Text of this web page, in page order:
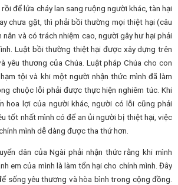
để lửa cháy lan sang ruộng người khác, tàn hại
chưa gặt, thì phải bồi thường mọi thiệt hại (câu
năn và có trách nhiệm cao, người gây hư hại phải
Luật bồi thường thiệt hại được xây dựng trên
yêu thương của Chúa. Luật pháp Chúa cho con
tội và khi một người nhận thức mình đã làm
chuộc lỗi phải được thực hiện nghiêm túc. Khi
hoa lợi của người khác, người có lỗi cũng phải
tốt nhất mình có để an ủi người bị thiệt hại, việc
mình dễ dàng được tha thứ hơn.
dân của Ngài phải nhận thức rằng khi mình
em của mình là làm tổn hại cho chính mình. Đây
sống yêu thương và hòa bình trong cộng đồng.